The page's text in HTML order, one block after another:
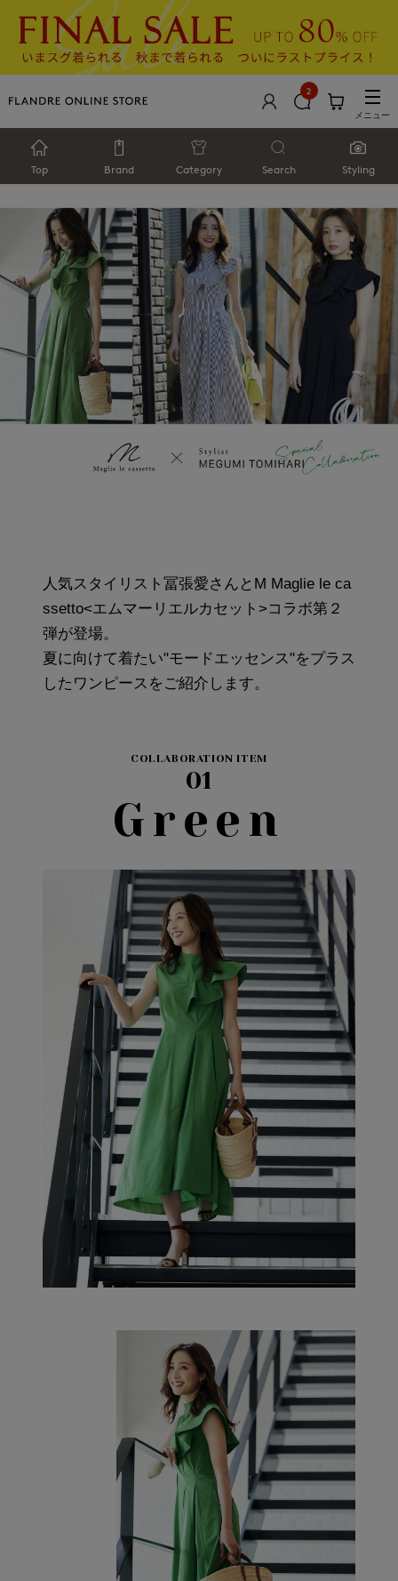
2
メニュー
Top Brand Category Search Styling
人気スタイリスト冨張愛さんとM Maglie le ca
ssetto<エムマーリエルカセット>コラボ第２
弾が登場。
夏に向けて着たい"モードエッセンス"をプラス
したワンピースをご紹介します。
COLLABORATION ITEM
01
Green